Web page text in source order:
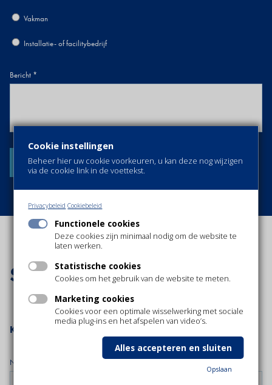
Cookie instellingen
Beheer hier uw cookie voorkeuren, u kan deze nog wijzigen
via de cookie link in de voettekst.
Privacybeleid Cookiebeleid
Functionele cookies
Deze cookies zijn minimaal nodig om de website te
laten werken.
Statistische cookies
Cookies om het gebruik van de website te meten.
Marketing cookies
Cookies voor een optimale wisselwerking met sociale
media plug-ins en het afspelen van video’s.
Opslaan
Alles accepteren en sluiten
Vakman
Installatie- of facilitybedrijf
Bericht
Service aanvragen
Klantgegevens:
Naam: